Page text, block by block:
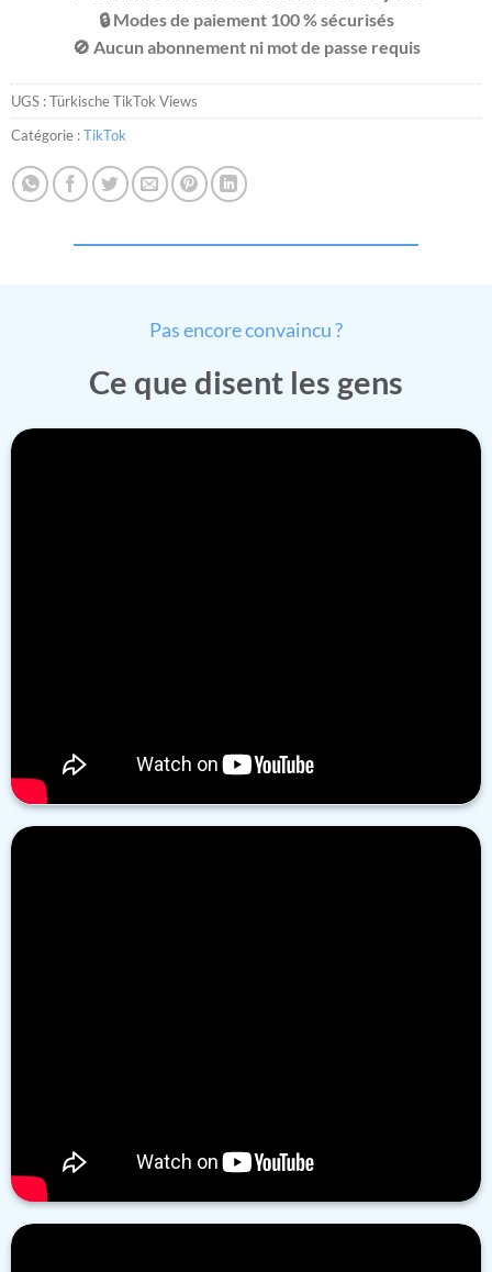
🔒 Modes de paiement 100 % sécurisés
🚫 Aucun abonnement ni mot de passe requis
UGS :Türkische TikTok Views
Catégorie :TikTok
Pas encore convaincu ?
Ce que disent les gens